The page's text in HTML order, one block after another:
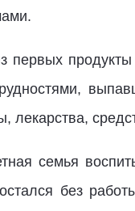
первых
лекарства,
семья
без